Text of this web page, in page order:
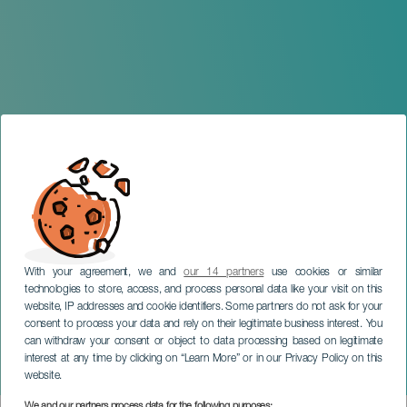
With your agreement, we andour 14 partnersuse cookies or similar
technologies to store, access, and process personal data like your visit on this
website, IP addresses and cookie identifiers. Some partners do not ask for your
consent to process your data and rely on their legitimate business interest. You
can withdraw your consent or object to data processing based on legitimate
interest at any time by clicking on “Learn More” or in our Privacy Policy on this
website.
Manual para armar un
sueño
GRAN CANARIA